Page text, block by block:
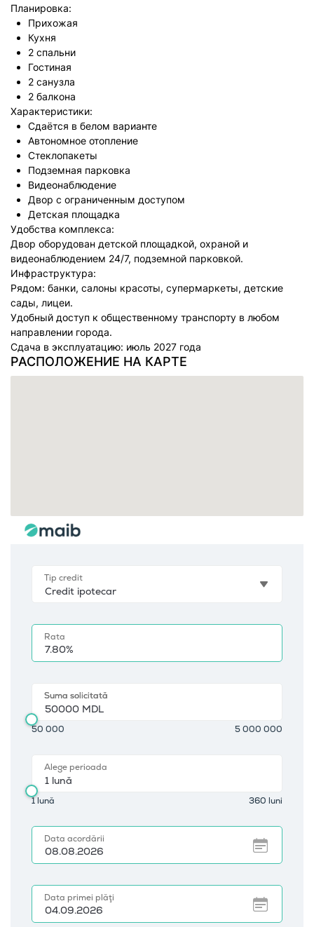
Планировка:
Прихожая
Кухня
2 спальни
Гостиная
2 санузла
2 балкона
Характеристики:
Сдаётся в белом варианте
Автономное отопление
Стеклопакеты
Подземная парковка
Видеонаблюдение
Двор с ограниченным доступом
Детская площадка
Удобства комплекса:
Двор оборудован детской площадкой, охраной и
видеонаблюдением 24/7, подземной парковкой.
Инфраструктура:
Рядом: банки, салоны красоты, супермаркеты, детские
сады, лицеи.
Удобный доступ к общественному транспорту в любом
направлении города.
Сдача в эксплуатацию: июль 2027 года
РАСПОЛОЖЕНИЕ НА КАРТЕ